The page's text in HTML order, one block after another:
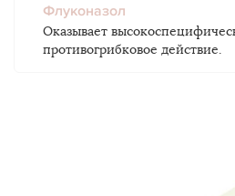
Флуконазол
Оказывает
противогрибковое действие.